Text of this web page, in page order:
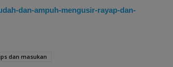
dan-ampuh-mengusir-rayap-dan-
dan masukan